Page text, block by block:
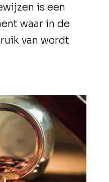
is een
waar in de
van wordt